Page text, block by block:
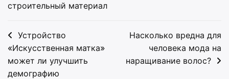
строительный материал
Навигация
по
записям
Устройство
«Искусственная матка»
может ли улучшить
демографию
Насколько вредна для
человека мода на
наращивание волос?